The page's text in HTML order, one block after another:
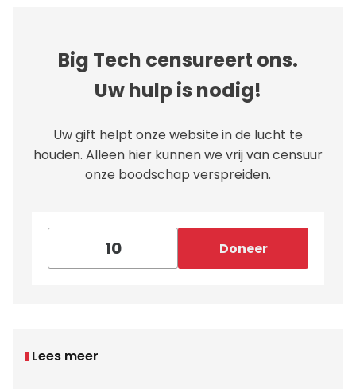
Big Tech censureert ons.
Uw hulp is nodig!
Uw gift helpt onze website in de lucht te
houden. Alleen hier kunnen we vrij van censuur
onze boodschap verspreiden.
Doneer
Lees meer